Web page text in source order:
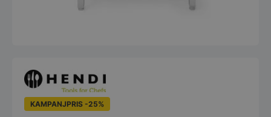
KAMPANJPRIS -25%